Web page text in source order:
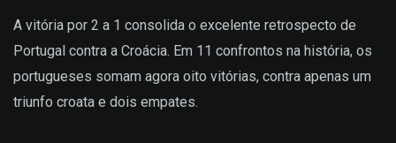
A vitória por 2 a 1 consolida o excelente retrospecto de
Portugal contra a Croácia. Em 11 confrontos na história, os
portugueses somam agora oito vitórias, contra apenas um
triunfo croata e dois empates.